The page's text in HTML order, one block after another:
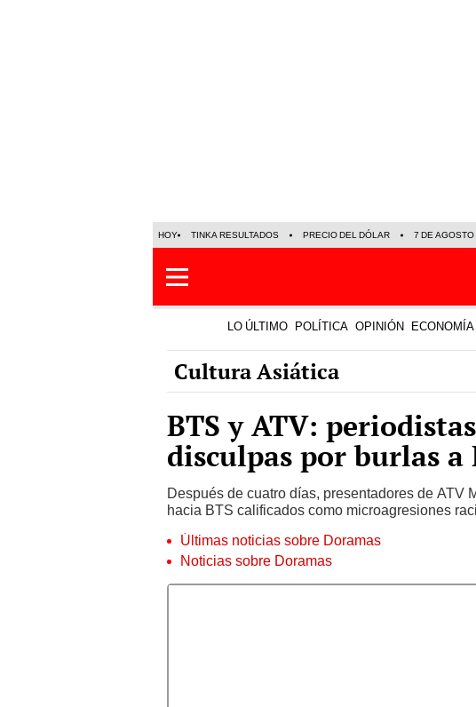
HOY TINKA RESULTADOS PRECIO DEL DÓLAR 7 DE AGOSTO
LO ÚLTIMO POLÍTICA OPINIÓN ECONOMÍA
Cultura Asiática
BTS y ATV:
disculpas por burlas a
Después de cuatro días, presentadores de ATV
hacia BTS calificados como microagresiones
Últimas noticias sobre Doramas
Noticias sobre Doramas